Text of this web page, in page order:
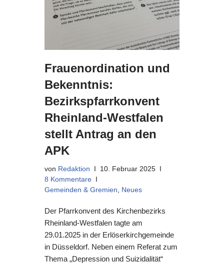
Frauenordination und
Bekenntnis:
Bezirkspfarrkonvent
Rheinland-Westfalen
stellt Antrag an den
APK
von Redaktion
10. Februar 2025
8 Kommentare
Gemeinden & Gremien, Neues
Der Pfarrkonvent des Kirchenbezirks
Rheinland-Westfalen tagte am
29.01.2025 in der Erlöserkirchgemeinde
in Düsseldorf. Neben einem Referat zum
Thema „Depression und Suizidalität“